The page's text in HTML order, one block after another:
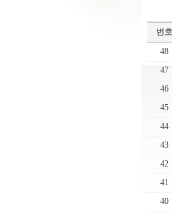
번호
48
47
46
45
44
43
42
41
40